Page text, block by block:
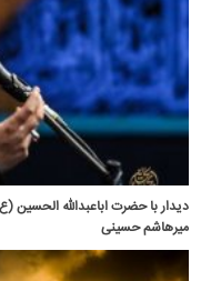
دیدار با حضرت اباعبدالله
میرهاشم حسینی